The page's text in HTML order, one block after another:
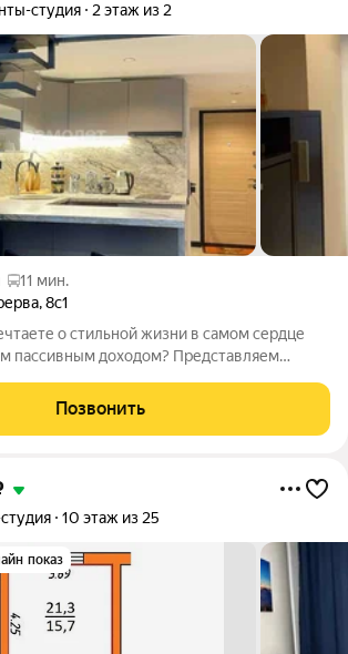
студия 2 этаж из 2
11 мин.
,8с1
о стильной жизни в самом сердце
пассивным доходом? Представляем
взгляда! Уникальный Лофт с
и Дизайнерским Ремонтом
Позвонить
10 этаж из 25
показ